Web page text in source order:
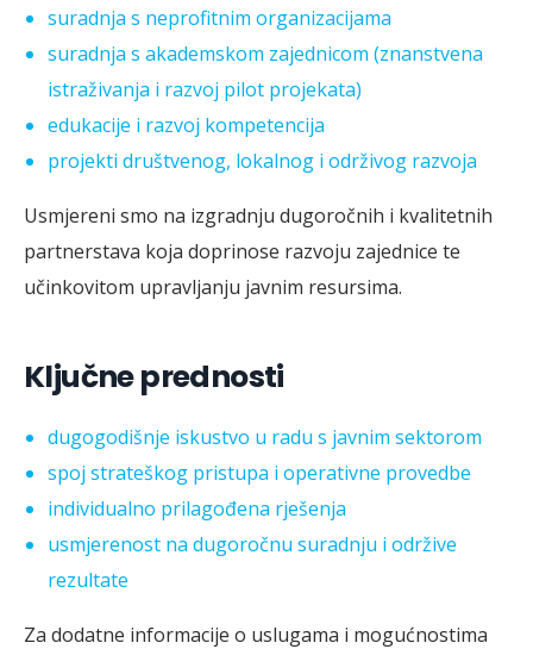
suradnja s neprofitnim organizacijama
suradnja s akademskom zajednicom (znanstvena
istraživanja i razvoj pilot projekata)
edukacije i razvoj kompetencija
projekti društvenog, lokalnog i održivog razvoja
Usmjereni smo na izgradnju dugoročnih i kvalitetnih
partnerstava koja doprinose razvoju zajednice te
učinkovitom upravljanju javnim resursima.
Ključne prednosti
dugogodišnje iskustvo u radu s javnim sektorom
spoj strateškog pristupa i operativne provedbe
individualno prilagođena rješenja
usmjerenost na dugoročnu suradnju i održive
rezultate
Za dodatne informacije o uslugama i mogućnostima